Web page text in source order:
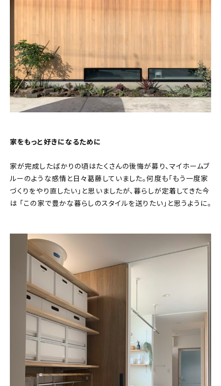
家をもっと好きになるために
家が完成したばかりの頃はたくさんの後悔が募り、マイホームブ
ルーのような感情と日々葛藤していました。何度も「もう一度家
づくりをやり直したい」と思いましたが、暮らしが定着してきた今
は 「この家で豊かな暮らしのスタイルを送りたい」と思うように。